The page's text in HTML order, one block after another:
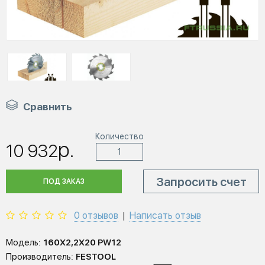
Сравнить
10 932р.
Количество
ПОД ЗАКАЗ Запросить счет
0 отзывов Написать отзыв
Модель: 160X2,2X20 PW12
Производитель: FESTOOL